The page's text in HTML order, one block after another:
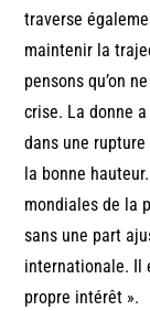
traverse
maintenir la
pensons qu’on
crise. La donne
dans une
la bonne
mondiales de la
sans une part
internationale. Il
propre intérêt ».